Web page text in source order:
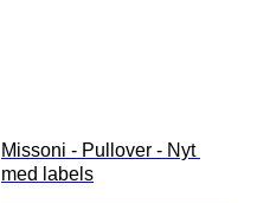
Missoni - Pullover - Nyt
med labels